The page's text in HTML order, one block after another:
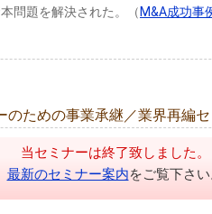
問題を解決された。（ M&A成功事
のための事業承継／業界再編
当セミナーは終了致しました。
最新のセミナー案内をご覧下さ